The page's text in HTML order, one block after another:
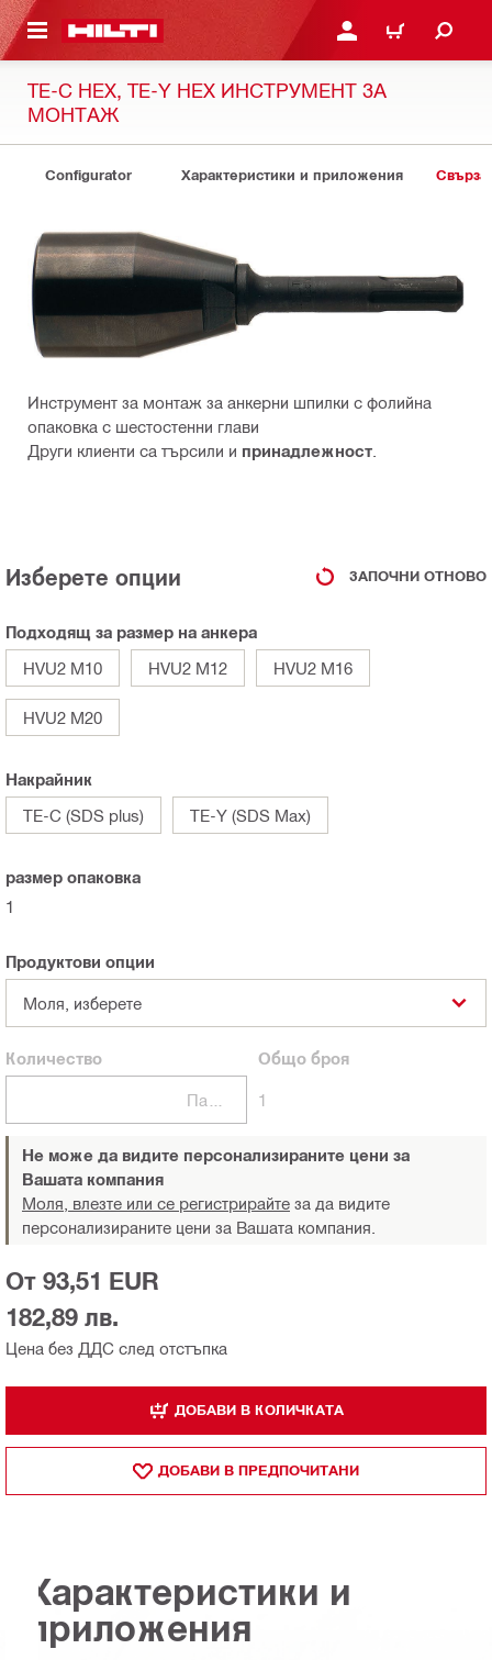
СЪДЪРЖАНИЕ ВЛЕЗ ИЛИ СЕ
КОЛИЧКА
TE-C HEX, TE-Y HEX ИНСТРУМЕНТ ЗА
МОНТАЖ
Configurator Характеристики и приложения
Инструмент за монтаж за анкерни шпилки с фолийна
опаковка с шестостенни глави
Други клиенти са търсили и принадлежност
Изберете опции ЗАПОЧНИ ОТНОВО
Подходящ за размер на анкера
HVU2 M10
HVU2 M12 HVU2 M16
HVU2 M20
Накрайник
TE-C (SDS plus)
TE-Y (SDS Max)
размер опаковка
1
Продуктови опции
Моля, изберете
Количество Общо броя
1
Не може да видите персонализираните цени за
Вашата компания
Моля, влезте или се регистрирайте за да видите
персонализираните цени за Вашата компания.
Цена без ДДС след отстъпка
От 93,51 EUR
182,89 лв.
ДОБАВИ В КОЛИЧКАТА
ДОБАВИ В ПРЕДПОЧИТАНИ
Характеристики и
приложения